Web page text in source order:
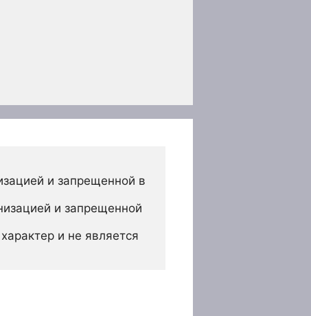
и запрещенной в
и запрещенной
и не является